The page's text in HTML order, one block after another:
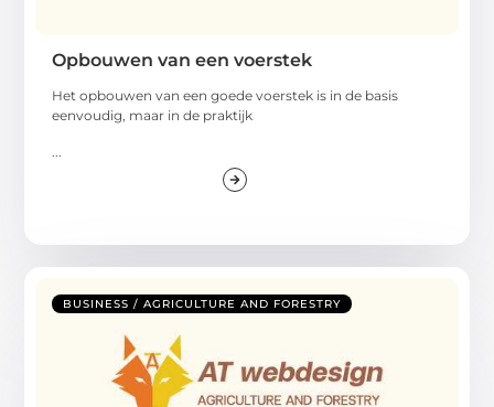
Opbouwen van een voerstek
Het opbouwen van een goede voerstek is in de basis
eenvoudig, maar in de praktijk
BUSINESS / AGRICULTURE AND FORESTRY